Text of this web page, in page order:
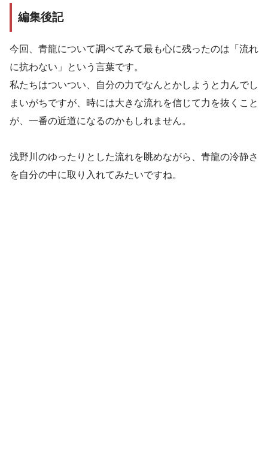
編集後記
今回、青龍について調べてみて最も心に残ったのは「流れ
に抗わない」という言葉です。
私たちはついつい、自分の力でなんとかしようと力んでし
まいがちですが、時には大きな流れを信じて力を抜くこと
が、一番の近道になるのかもしれません。
浅野川のゆったりとした流れを眺めながら、青龍の冷静さ
を自分の中に取り入れてみたいですね。